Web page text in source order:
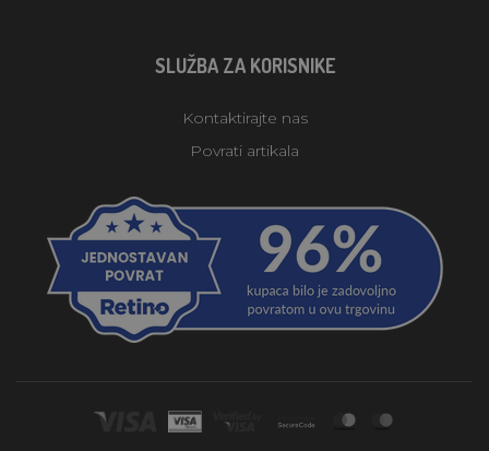
SLUŽBA ZA KORISNIKE
Kontaktirajte nas
Povrati artikala